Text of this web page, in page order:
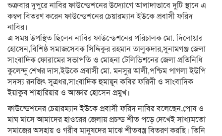
শুক্রবার দুপুরে নাবির ফাউন্ডেশনের উদ্যোগে আলাদাভাবে দুটি স্থানে এ
কম্বল বিতরণ করেন ফাউন্ডেশনের চেয়ারম্যান ইউকে প্রবাসী ফরিদ
নাবির।
এ সময় উপস্থিত ছিলেন নাবির ফাউন্ডেশনের পরিচালক মো. দিলোয়ার
হোসেন,বিশিষ্ঠ সমাজসেবক সিদ্দিকুর রহমান তালুকদার,সুনামগঞ্জ জেলা
সাংবাদিক ফোরামের সভাপতি ও মোহনা টেলিভিশনের জেলা প্রতিনিধি
কুলেন্দু শেখর দাস,ইউকে প্রবাসী মো. মনসুর আলী,পশ্চিম পাগলা ইউপি
সদস্য রনজিৎ সূত্রধর,সাংবাদিক হুমায়ূন কবির ফরিদী ও সাংবাদিক
ইয়াকুব শাহারিয়ার ও আক্তার হোসেন প্রমুখ।
ফাউন্ডেশনের চেয়ারম্যান ইউকে প্রবাসী ফরিদ নাবির বলেছেন,পোষ ও
মাঘ মাসে আমাদের হাওরের জেলায় প্রচন্ড শীত পড়ে দেখেই সাধ্যমতো
সমাজের অসহায় ও গরীব মানুষদের মাঝে শীতবস্ত্র বিতরণ করছি। তিনি